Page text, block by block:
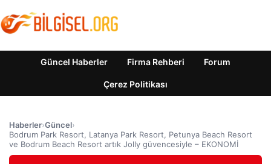
Güncel Haberler Firma Rehberi Forum
Çerez Politikası
Haberler›Güncel›
Bodrum Park Resort, Latanya Park Resort, Petunya Beach Resort
ve Bodrum Beach Resort artık Jolly güvencesiyle – EKONOMİ